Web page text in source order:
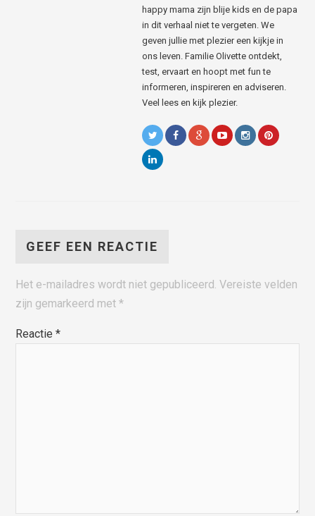
happy mama zijn blije kids en de papa
in dit verhaal niet te vergeten. We
geven jullie met plezier een kijkje in
ons leven. Familie Olivette ontdekt,
test, ervaart en hoopt met fun te
informeren, inspireren en adviseren.
Veel lees en kijk plezier.
GEEF EEN REACTIE
Het e-mailadres wordt niet gepubliceerd. Vereiste velden
zijn gemarkeerd met*
Reactie*